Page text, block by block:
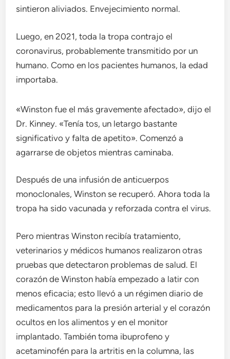
sintieron aliviados. Envejecimiento normal.
Luego, en 2021, toda la tropa contrajo el
coronavirus, probablemente transmitido por un
humano. Como en los pacientes humanos, la edad
importaba.
«Winston fue el más gravemente afectado», dijo el
Dr. Kinney. «Tenía tos, un letargo bastante
significativo y falta de apetito». Comenzó a
agarrarse de objetos mientras caminaba.
Después de una infusión de anticuerpos
monoclonales, Winston se recuperó. Ahora toda la
tropa ha sido vacunada y reforzada contra el virus.
Pero mientras Winston recibía tratamiento,
veterinarios y médicos humanos realizaron otras
pruebas que detectaron problemas de salud. El
corazón de Winston había empezado a latir con
menos eficacia; esto llevó a un régimen diario de
medicamentos para la presión arterial y el corazón
ocultos en los alimentos y en el monitor
implantado. También toma ibuprofeno y
acetaminofén para la artritis en la columna, las